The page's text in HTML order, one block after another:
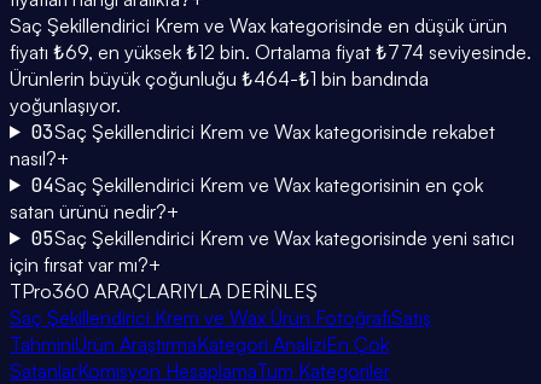
Saç Şekillendirici Krem ve Wax kategorisinde en düşük ürün
fiyatı ₺69, en yüksek ₺12 bin. Ortalama fiyat ₺774 seviyesinde.
Ürünlerin büyük çoğunluğu ₺464-₺1 bin bandında
yoğunlaşıyor.
03Saç Şekillendirici Krem ve Wax kategorisinde rekabet
nasıl?+
04Saç Şekillendirici Krem ve Wax kategorisinin en çok
satan ürünü nedir?+
05Saç Şekillendirici Krem ve Wax kategorisinde yeni satıcı
için fırsat var mı?+
TPro360 ARAÇLARIYLA DERİNLEŞ
Saç Şekillendirici Krem ve Wax Ürün FotoğrafıSatış
TahminiÜrün AraştırmaKategori AnaliziEn Çok
SatanlarKomisyon HesaplamaTüm Kategoriler